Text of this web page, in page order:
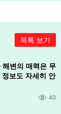
목록 보기
변의 매력은 무
보도 자세히 안
40